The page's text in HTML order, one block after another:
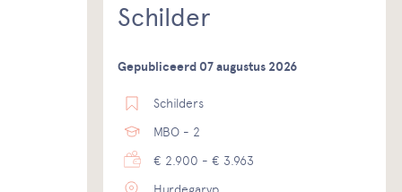
Schilder
Gepubliceerd 07 augustus 2026
Schilders
MBO - 2
€ 2.900 - € 3.963